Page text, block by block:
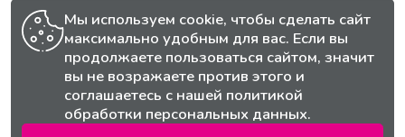
Мы используем cookie, чтобы сделать сайт
максимально удобным для вас. Если вы
продолжаете пользоваться сайтом, значит
вы не возражаете против этого и
соглашаетесь с нашей политикой
обработки персональных данных.